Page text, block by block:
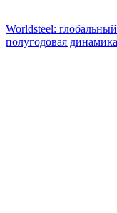
Worldsteel:
полугодовая